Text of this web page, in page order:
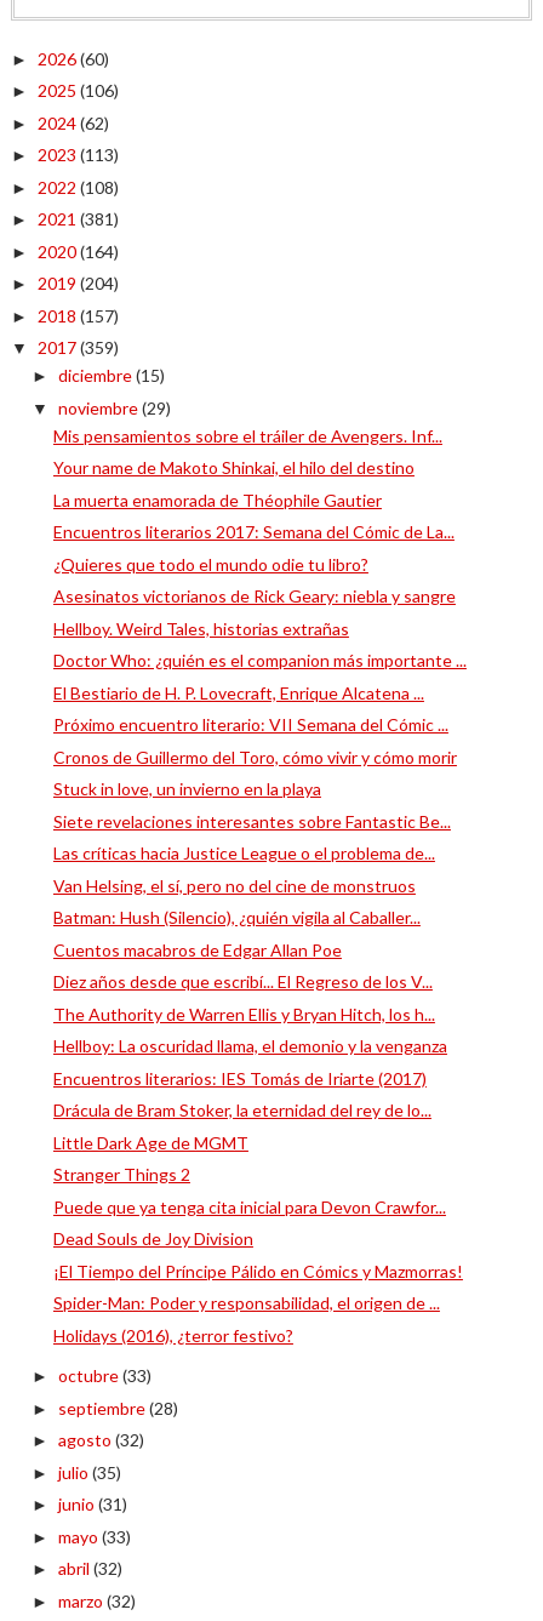
► 2026(60)
► 2025 (106)
► 2024(62)
► 2023 (113)
► 2022 (108)
► 2021 (381)
► 2020(164)
► 2019 (204)
► 2018 (157)
▼ 2017(359)
► diciembre(15)
▼ noviembre(29)
Mis pensamientos sobre el tráiler de Avengers. Inf...
Your name de Makoto Shinkai, el hilo del destino
La muerta enamorada de Théophile Gautier
Encuentros literarios 2017: Semana del Cómic de La...
¿Quieres que todo el mundo odie tu libro?
Asesinatos victorianos de Rick Geary: niebla y sangre
Hellboy. Weird Tales, historias extrañas
Doctor Who: ¿quién es el companion más importante ...
El Bestiario de H. P. Lovecraft, Enrique Alcatena ...
Próximo encuentro literario: VII Semana del Cómic ...
Cronos de Guillermo del Toro, cómo vivir y cómo morir
Stuck in love, un invierno en la playa
Siete revelaciones interesantes sobre Fantastic Be...
Las críticas hacia Justice League o el problema de...
Van Helsing, el sí, pero no del cine de monstruos
Batman: Hush (Silencio), ¿quién vigila al Caballer...
Cuentos macabros de Edgar Allan Poe
Diez años desde que escribí... El Regreso de los V...
The Authority de Warren Ellis y Bryan Hitch, los h...
Hellboy: La oscuridad llama, el demonio y la venganza
Encuentros literarios: IES Tomás de Iriarte (2017)
Drácula de Bram Stoker, la eternidad del rey de lo...
Little Dark Age de MGMT
Stranger Things 2
Puede que ya tenga cita inicial para Devon Crawfor...
Dead Souls de Joy Division
¡El Tiempo del Príncipe Pálido en Cómics y Mazmorras!
Spider-Man: Poder y responsabilidad, el origen de ...
Holidays (2016), ¿terror festivo?
► octubre(33)
► septiembre(28)
► agosto (32)
► julio (35)
► junio (31)
► mayo (33)
► abril (32)
► marzo (32)